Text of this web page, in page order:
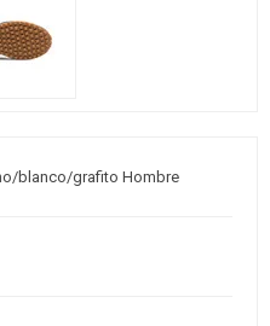
blanco/grafito Hombre